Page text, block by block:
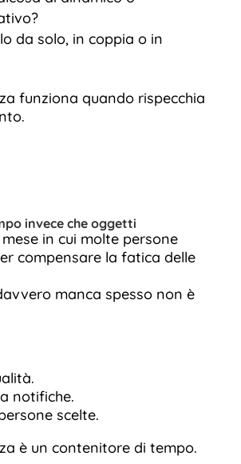
da solo, in coppia o in
funziona quando rispecchia
invece che oggetti
in cui molte persone
compensare la fatica delle
manca spesso non è
notifiche.
scelte.
è un contenitore di tempo.